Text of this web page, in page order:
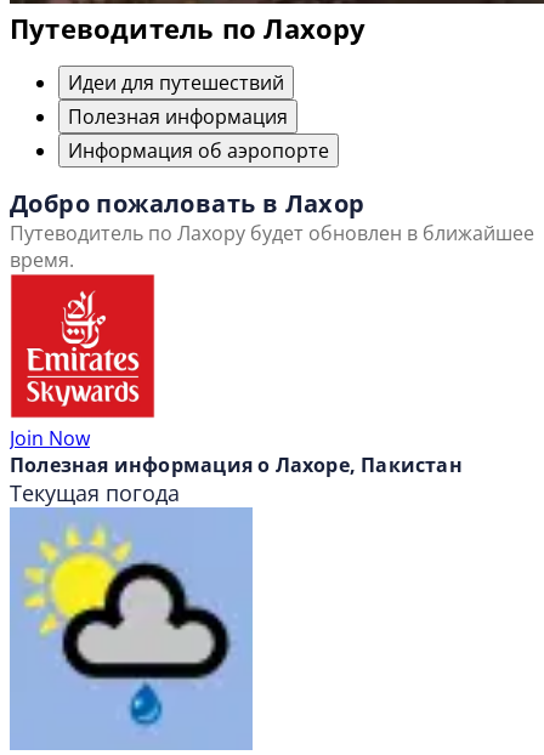
Путеводитель по Лахору
Идеи для путешествий
Полезная информация
Информация об аэропорте
Добро пожаловать в Лахор
Путеводитель по Лахору будет обновлен в ближайшее
время.
Join Now
Полезная информация о Лахоре, Пакистан
Текущая погода